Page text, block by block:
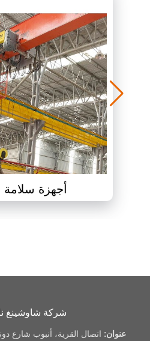
أجهزة سلامة
شركة شاوشينغ
عنوان:
اتصال القرية، أنبوب شارع